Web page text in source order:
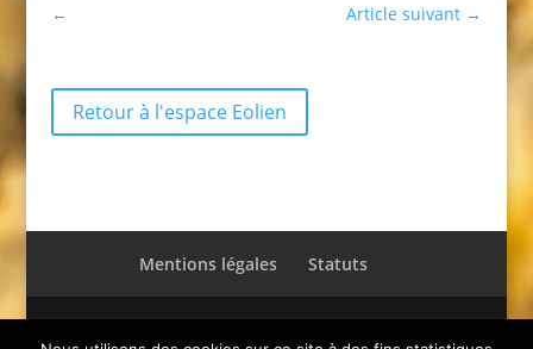
← Article suivant →
Retour à l'espace Eolien
Mentions légales Statuts